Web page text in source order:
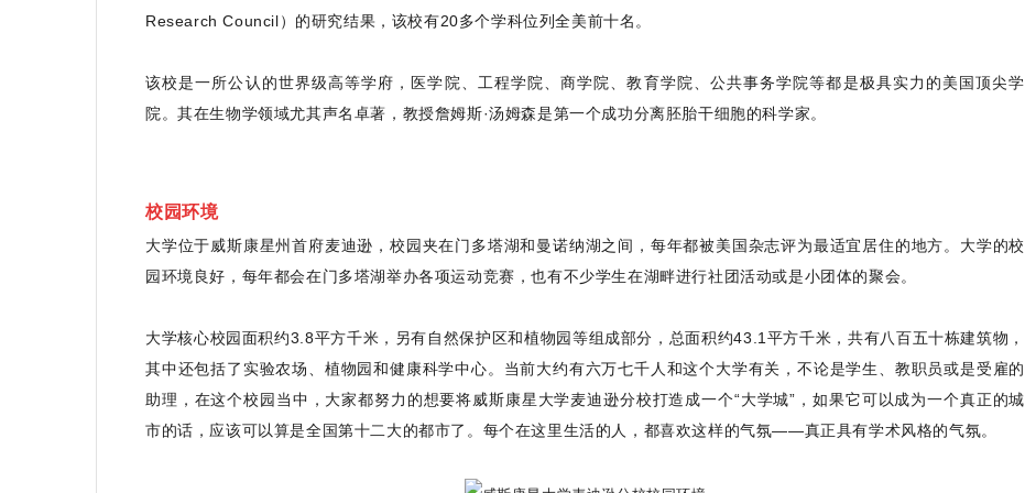
Research Council）的研究结果，该校有20多个学科位列全美前十名。
该校是一所公认的世界级高等学府，医学院、工程学院、商学院、教育学院、公共事务学院等都是极具实力的美国顶尖学
院。其在生物学领域尤其声名卓著，教授詹姆斯·汤姆森是第一个成功分离胚胎干细胞的科学家。
校园环境
大学位于威斯康星州首府麦迪逊，校园夹在门多塔湖和曼诺纳湖之间，每年都被美国杂志评为最适宜居住的地方。大学的校
园环境良好，每年都会在门多塔湖举办各项运动竞赛，也有不少学生在湖畔进行社团活动或是小团体的聚会。
大学核心校园面积约3.8平方千米，另有自然保护区和植物园等组成部分，总面积约43.1平方千米，共有八百五十栋建筑物，
其中还包括了实验农场、植物园和健康科学中心。当前大约有六万七千人和这个大学有关，不论是学生、教职员或是受雇的
助理，在这个校园当中，大家都努力的想要将威斯康星大学麦迪逊分校打造成一个“大学城”，如果它可以成为一个真正的城
市的话，应该可以算是全国第十二大的都市了。每个在这里生活的人，都喜欢这样的气氛——真正具有学术风格的气氛。